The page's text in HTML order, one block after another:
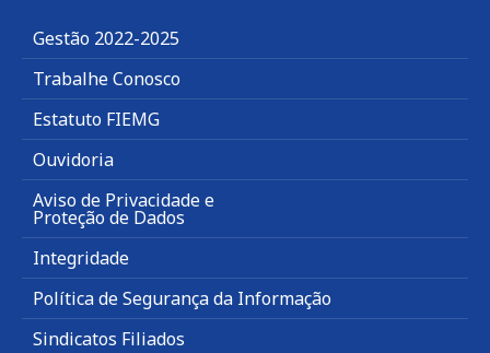
Gestão 2022-2025
Trabalhe Conosco
Estatuto FIEMG
Ouvidoria
Aviso de Privacidade e
Proteção de Dados
Integridade
Política de Segurança da Informação
Sindicatos Filiados